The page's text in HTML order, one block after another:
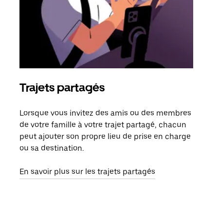
Trajets partagés
Lorsque vous invitez des amis ou des membres
de votre famille à votre trajet partagé, chacun
peut ajouter son propre lieu de prise en charge
ou sa destination.
En savoir plus sur les trajets partagés